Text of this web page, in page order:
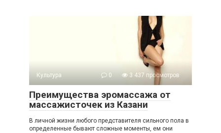
Культура 0 3 437 просмотров
Преимущества эромассажа от
массажисточек из Казани
В личной жизни любого представителя сильного пола в
определенные бывают сложные моменты, ем они